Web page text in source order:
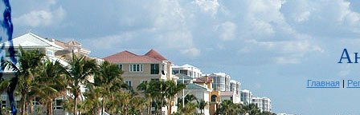
Главная|